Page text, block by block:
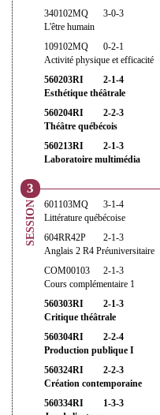
340102MQ
3-0-3
L'être humain
109102MQ
0-2-1
Activité physique et efficacité
560203RI
2-1-4
Esthétique théâtrale
560204RI
2-2-3
Théâtre québécois
560213RI
2-1-3
Laboratoire multimédia
3
SESSION 601103MQ
3-1-4
Littérature québécoise
604RR42P
2-1-3
Anglais 2 R4 Préuniversitaire
COM00103
2-1-3
Cours complémentaire 1
560303RI
2-1-3
Critique théâtrale
560304RI
2-2-4
Production publique I
560324RI
2-2-3
Création contemporaine
560334RI
1-3-3